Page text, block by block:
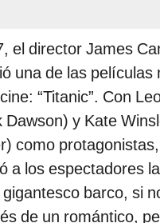
el director James
una de las películas
“Titanic”. Con
Dawson) y Kate
como
a los espectadores
barco, si
de un romántico,